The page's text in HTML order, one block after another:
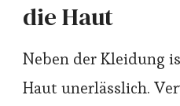
die Haut
Neben der Kleidung
Haut unerlässlich.